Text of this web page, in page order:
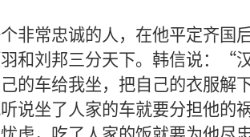
非常忠诚的人，在他平定齐国
和刘邦三分天下。韩信说：“
的车给我坐，把自己的衣服解
说坐了人家的车就要分担他的